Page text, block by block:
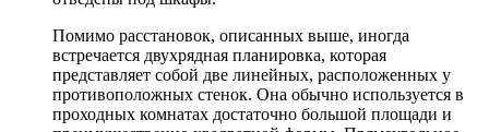
Помимо расстановок, описанных выше, иногда
встречается двухрядная планировка, которая
представляет собой две линейных, расположенных у
противоположных стенок. Она обычно используется в
проходных комнатах достаточно большой площади и